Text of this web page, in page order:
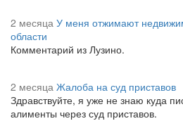
2 месяца У меня отжимают
области
Комментарий из Лузино.
2 месяца Жалоба на суд приставов
Здравствуйте, я уже не знаю куда
алименты через суд приставов.